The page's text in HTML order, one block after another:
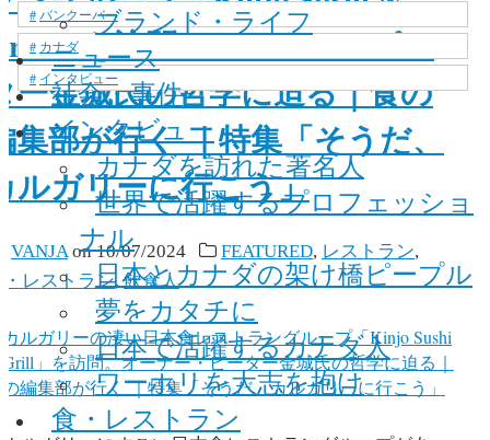
ブランド・ライフ
ニュース
社会・事件
インタビュー
カナダを訪れた著名人
世界で活躍するプロフェッショ
ナル
日本とカナダの架け橋ピープル
夢をカタチに
日本で活躍するカナダ人
ワーホリを大志を抱け
食・レストラン
バンクーバー
カナダ
インタビュー
」を訪問。オーナー・ピー
ー金城氏の哲学に迫る｜食の
集部が行く ｜特集「そうだ、
ルガリーに行こう」
VANJA on10/07/2024 FEATURED, レストラン,
レストラン,飲食人